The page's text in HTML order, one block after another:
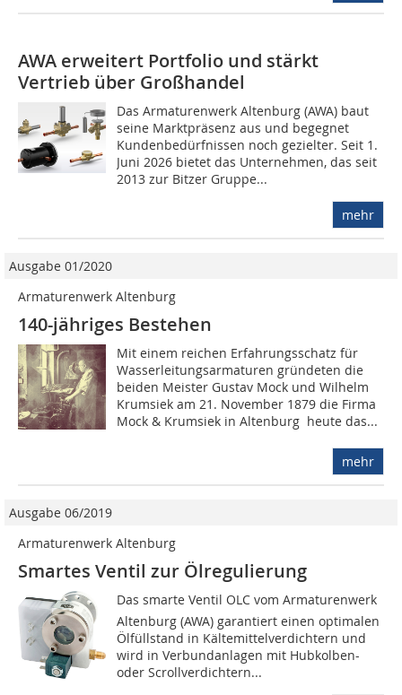
AWA erweitert Portfolio und stärkt
Vertrieb über Großhandel
Das Armaturenwerk Altenburg (AWA) baut
seine Marktpräsenz aus und begegnet
Kundenbedürfnissen noch gezielter. Seit 1.
Juni 2026 bietet das Unternehmen, das seit
2013 zur Bitzer Gruppe...
mehr
Ausgabe 01/2020
Armaturenwerk Altenburg
140-jähriges Bestehen
Mit einem reichen Erfahrungsschatz für
Wasserleitungsarmaturen gründeten die
beiden Meister Gustav Mock und Wilhelm
Krumsiek am 21. November 1879 die Firma
Mock & Krumsiek in Altenburg  heute das...
mehr
Ausgabe 06/2019
Armaturenwerk Altenburg
Smartes Ventil zur Ölregulierung
Das smarte Ventil OLC vom Armaturenwerk
Altenburg (AWA) garantiert einen optimalen
Ölfüllstand in Kältemittelverdichtern und
wird in Verbundanlagen mit Hubkolben-
oder Scrollverdichtern...